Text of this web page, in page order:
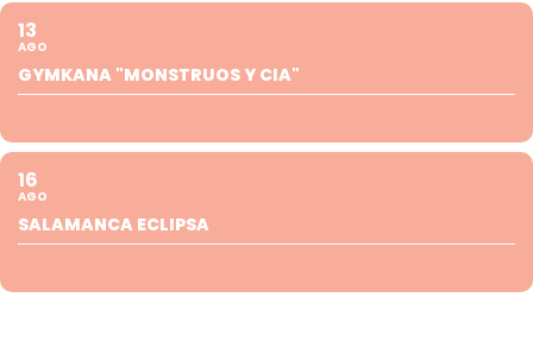
13
AGO
GYMKANA "MONSTRUOS Y CIA"
16
AGO
SALAMANCA ECLIPSA